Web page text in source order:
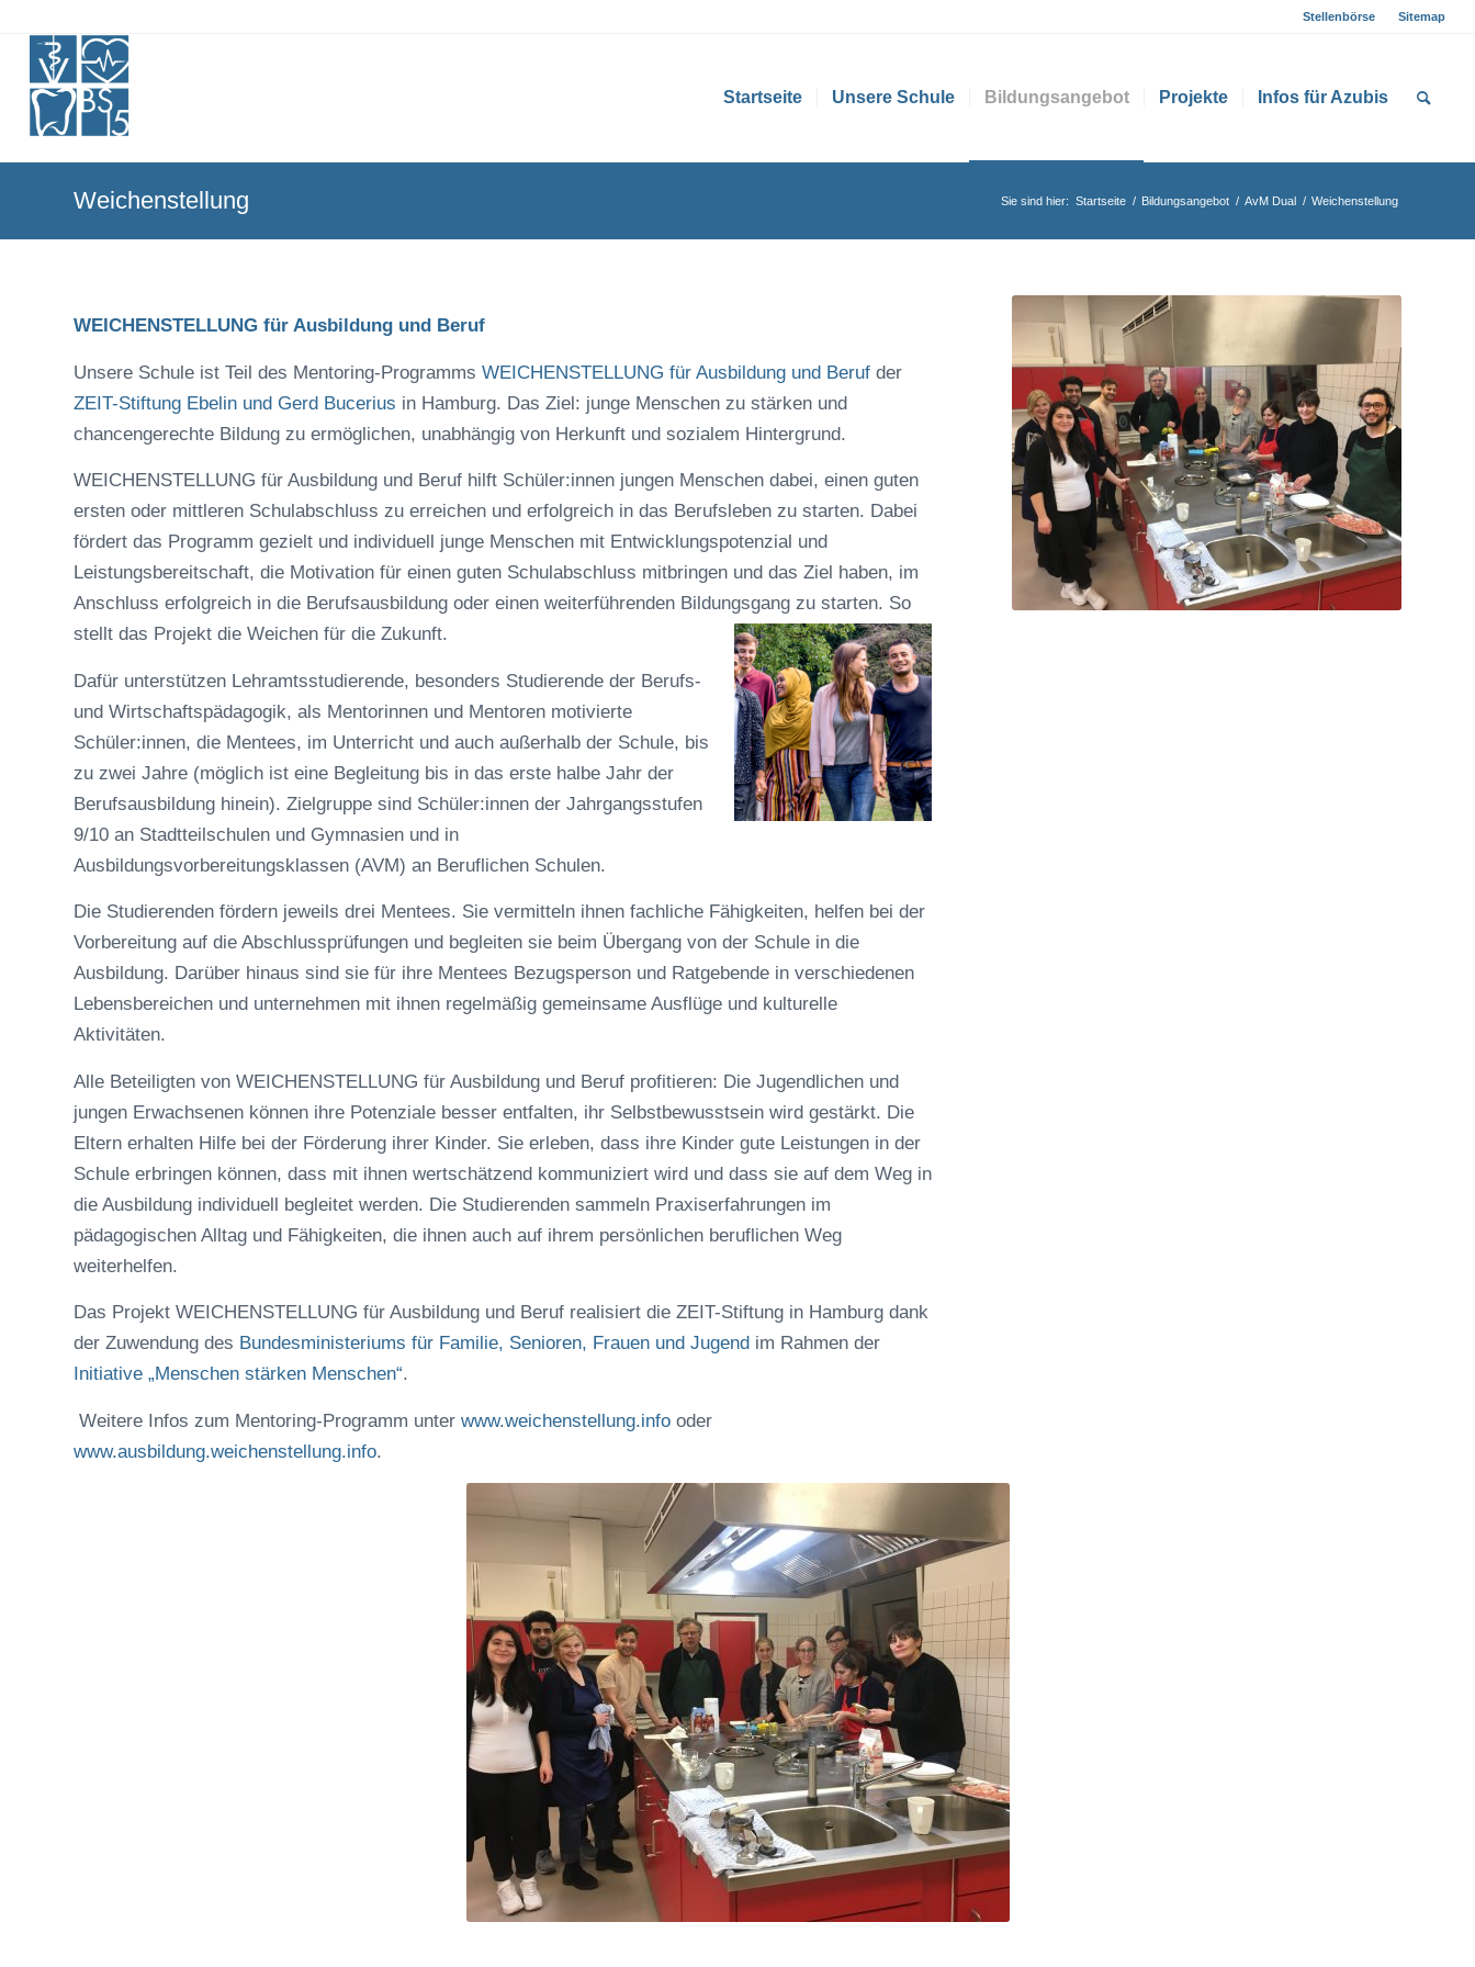
Stellenbörse Sitemap
Startseite Unsere Schule Bildungsangebot Projekte Infos für Azubis
Weichenstellung Sie sind hier: Startseite / Bildungsangebot / AvM Dual / Weichenstellung
WEICHENSTELLUNG für Ausbildung und Beruf
Unsere Schule ist Teil des Mentoring-Programms WEICHENSTELLUNG für Ausbildung und Beruf der
ZEIT-Stiftung Ebelin und Gerd Bucerius in Hamburg. Das Ziel: junge Menschen zu stärken und
chancengerechte Bildung zu ermöglichen, unabhängig von Herkunft und sozialem Hintergrund.
WEICHENSTELLUNG für Ausbildung und Beruf hilft Schüler:innen jungen Menschen dabei, einen guten
ersten oder mittleren Schulabschluss zu erreichen und erfolgreich in das Berufsleben zu starten. Dabei
fördert das Programm gezielt und individuell junge Menschen mit Entwicklungspotenzial und
Leistungsbereitschaft, die Motivation für einen guten Schulabschluss mitbringen und das Ziel haben, im
Anschluss erfolgreich in die Berufsausbildung oder einen weiterführenden Bildungsgang zu starten. So
stellt das Projekt die Weichen für die Zukunft.
Dafür unterstützen Lehramtsstudierende, besonders Studierende der Berufs-
und Wirtschaftspädagogik, als Mentorinnen und Mentoren motivierte
Schüler:innen, die Mentees, im Unterricht und auch außerhalb der Schule, bis
zu zwei Jahre (möglich ist eine Begleitung bis in das erste halbe Jahr der
Berufsausbildung hinein). Zielgruppe sind Schüler:innen der Jahrgangsstufen
9/10 an Stadtteilschulen und Gymnasien und in
Ausbildungsvorbereitungsklassen (AVM) an Beruflichen Schulen.
Die Studierenden fördern jeweils drei Mentees. Sie vermitteln ihnen fachliche Fähigkeiten, helfen bei der
Vorbereitung auf die Abschlussprüfungen und begleiten sie beim Übergang von der Schule in die
Ausbildung. Darüber hinaus sind sie für ihre Mentees Bezugsperson und Ratgebende in verschiedenen
Lebensbereichen und unternehmen mit ihnen regelmäßig gemeinsame Ausflüge und kulturelle
Aktivitäten.
Alle Beteiligten von WEICHENSTELLUNG für Ausbildung und Beruf profitieren: Die Jugendlichen und
jungen Erwachsenen können ihre Potenziale besser entfalten, ihr Selbstbewusstsein wird gestärkt. Die
Eltern erhalten Hilfe bei der Förderung ihrer Kinder. Sie erleben, dass ihre Kinder gute Leistungen in der
Schule erbringen können, dass mit ihnen wertschätzend kommuniziert wird und dass sie auf dem Weg in
die Ausbildung individuell begleitet werden. Die Studierenden sammeln Praxiserfahrungen im
pädagogischen Alltag und Fähigkeiten, die ihnen auch auf ihrem persönlichen beruflichen Weg
weiterhelfen.
Das Projekt WEICHENSTELLUNG für Ausbildung und Beruf realisiert die ZEIT-Stiftung in Hamburg dank
der Zuwendung des Bundesministeriums für Familie, Senioren, Frauen und Jugend im Rahmen der
Initiative „Menschen stärken Menschen“.
Weitere Infos zum Mentoring-Programm unter www.weichenstellung.info oder
www.ausbildung.weichenstellung.info.